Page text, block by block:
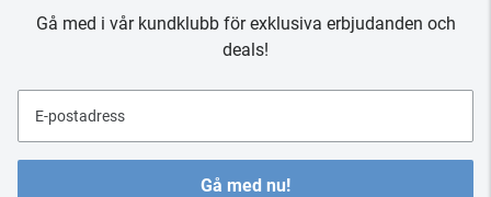
Gå med i vår kundklubb för exklusiva erbjudanden och
deals!
E-postadress
Gå med nu!